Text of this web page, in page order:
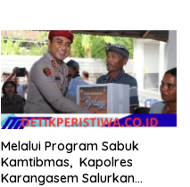
Melalui Program Sabuk
Kamtibmas, Kapolres
Karangasem Salurkan